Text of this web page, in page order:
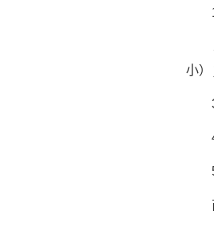
1
2
小）
3
4
5
商